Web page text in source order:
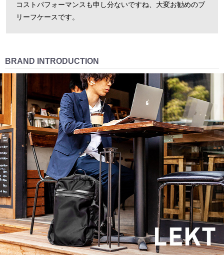
コストパフォーマンスも申し分ないですね、大変お勧めのブ
リーフケースです。
BRAND INTRODUCTION